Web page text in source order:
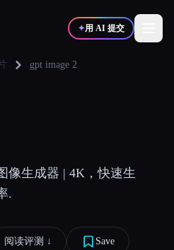
✦用 AI 提交
gpt image 2
像生成器 | 4K，快速生
.
阅读评测 ↓︎ Save